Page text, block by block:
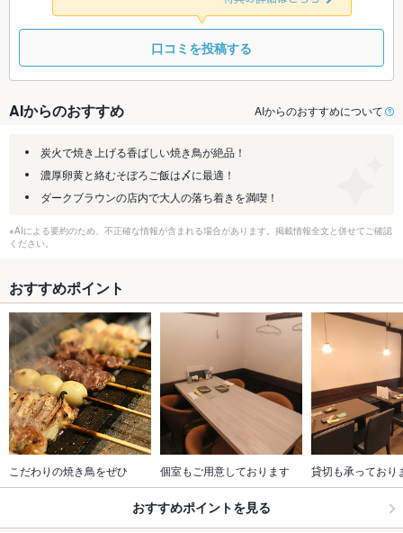
口コミを投稿する
AIからのおすすめ AIからのおすすめについて
炭火で焼き上げる香ばしい焼き鳥が絶品！
濃厚卵黄と絡むそぼろご飯は〆に最適！
ダークブラウンの店内で大人の落ち着きを満喫！
※AIによる要約のため、不正確な情報が含まれる場合があります。掲載情報全文と併せてご確認
ください。
おすすめポイント
こだわりの焼き鳥をぜひ 個室もご用意しております 貸切も承ってお
おすすめポイントを見る